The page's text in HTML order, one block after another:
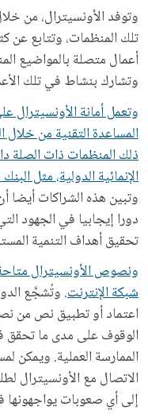
وتوفد الأونسيترال، من
تلك المنظمات، وتتابع
أعمال متصلة بالمواضيع
وتشارك بنشاط في تلك
وتعمل أمانة الأونسيترال
المساعدة التقنية من خلال
ذلك المنظمات ذات الصلة
الإنمائية الدولية، مثل
وتبين هذه الشراكات
دورا إيجابيا في الجهود
تحقيق أهداف التنمية
ونصوص الأونسيترال
شبكة الإنترنت. وتُشجَّع
اعتماد أو تطبيق نص من
الوقوف على مدى ما تحقق
الممارسة العملية.
الاتصال مع الأونسيترال
إلى أي صعوبات